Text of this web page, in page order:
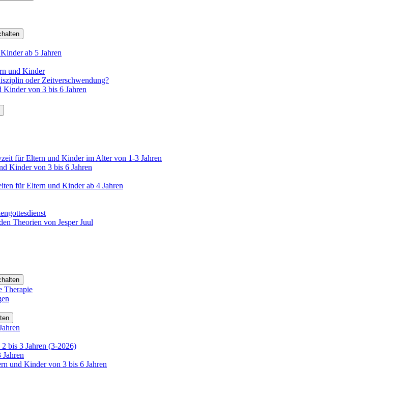
ab 5 Jahren
und Kinder
oder Zeitverschwendung?
von 3 bis 6 Jahren
für Eltern und Kinder im Alter von 1-3 Jahren
Kinder von 3 bis 6 Jahren
für Eltern und Kinder ab 4 Jahren
Theorien von Jesper Juul
Therapie
bis 3 Jahren (3-2026)
und Kinder von 3 bis 6 Jahren